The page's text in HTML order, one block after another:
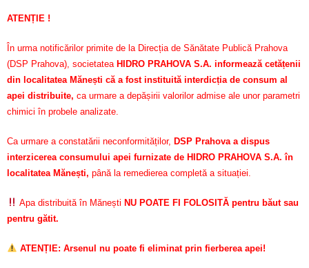
ATENȚIE !
În urma notificărilor primite de la Direcția de Sănătate Publică Prahova
(DSP Prahova), societatea HIDRO PRAHOVA S.A. informează cetățenii
din localitatea Mănești că a fost instituită interdicția de consum al
apei distribuite, ca urmare a depășirii valorilor admise ale unor parametri
chimici în probele analizate.
Ca urmare a constatării neconformităților, DSP Prahova a dispus
interzicerea consumului apei furnizate de HIDRO PRAHOVA S.A. în
localitatea Mănești, până la remedierea completă a situației.
Apa distribuită în Mănești NU POATE FI FOLOSITĂ pentru băut sau
pentru gătit.
ATENȚIE: Arsenul nu poate fi eliminat prin fierberea apei!